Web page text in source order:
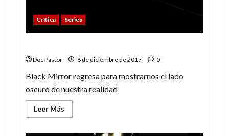
Crítica Series
Doc Pastor 6 de diciembre de 2017 0
Black Mirror regresa para mostrarnos el lado
oscuro de nuestra realidad
Leer Más
más